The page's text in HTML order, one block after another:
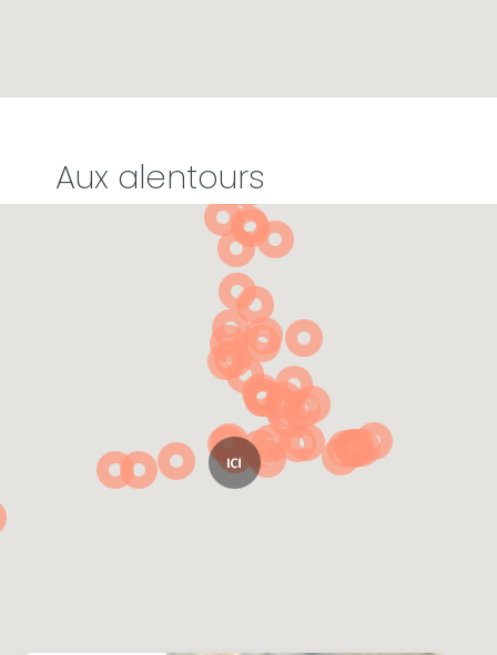
Aux alentours